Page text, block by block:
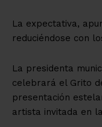
La expectativa,
reduciéndose con
La presidenta
celebrará el Grito
presentación
artista invitada en